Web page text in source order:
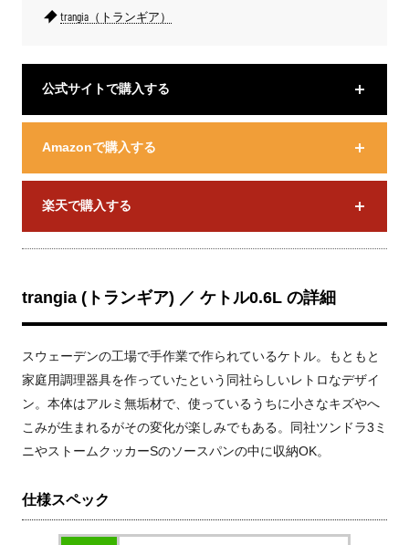
trangia（トランギア）
公式サイトで購入する
Amazonで購入する
楽天で購入する
trangia (トランギア) ／ ケトル0.6L の詳細
スウェーデンの工場で手作業で作られているケトル。もともと
家庭用調理器具を作っていたという同社らしいレトロなデザイ
ン。本体はアルミ無垢材で、使っているうちに小さなキズやへ
こみが生まれるがその変化が楽しみでもある。同社ツンドラ3ミ
ニやストームクッカーSのソースパンの中に収納OK。
仕様スペック